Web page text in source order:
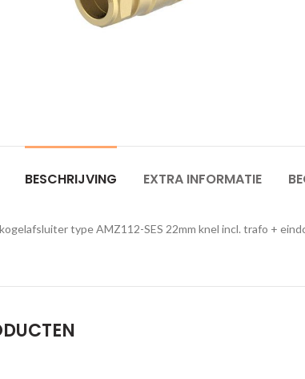
BESCHRIJVING EXTRA INFORMATIE
type AMZ112-SES 22mm knel incl. trafo +